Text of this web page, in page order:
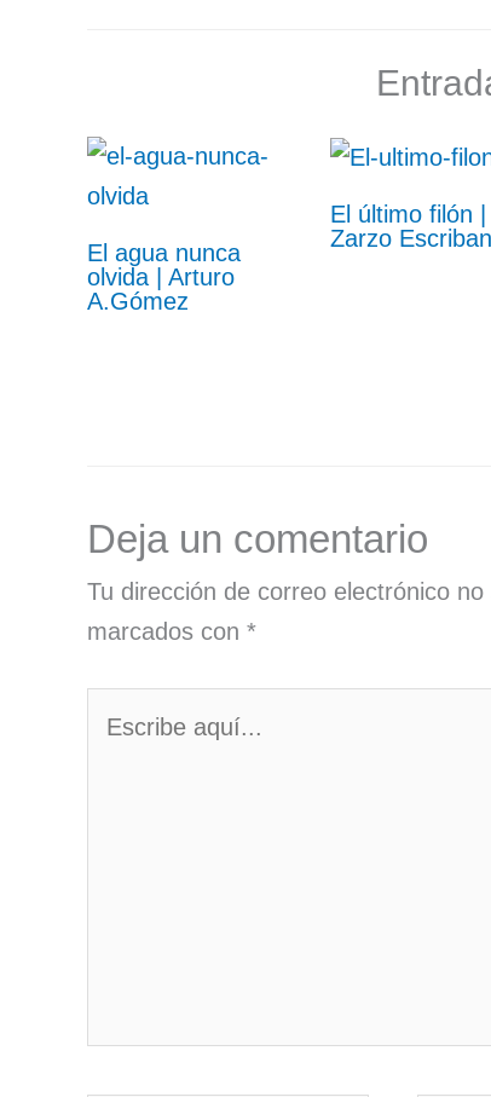
El agua nunca
olvida | Arturo
A.Gómez
El último filón |
Zarzo
Deja un comentario
Tu dirección de correo electrónico no
marcados con *